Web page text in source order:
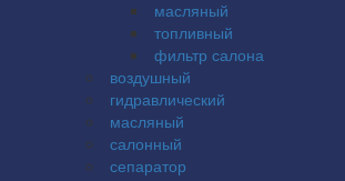
масляный
топливный
фильтр салона
воздушный
гидравлический
масляный
салонный
сепаратор